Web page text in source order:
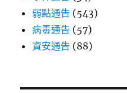
弱點通告 (543)
病毒通告 (57)
資安通告 (88)